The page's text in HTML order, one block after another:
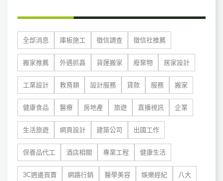
全部消息 庫板施工 徵信調查 徵信社推薦
搬家推薦 外遇抓姦 貨運搬家 廢棄物 居家設計
工業設計 教育類 設計服務 貸款 服務 搬家
健康食品 醫療 房地產 旅遊 直播視訊 企業
生活旅遊 網頁設計 建築公司 出國工作
保養品代工 酒店相關 專業工程 健康生活
3C週邊買賣 網路行銷 醫學美容 娛樂經紀 八大